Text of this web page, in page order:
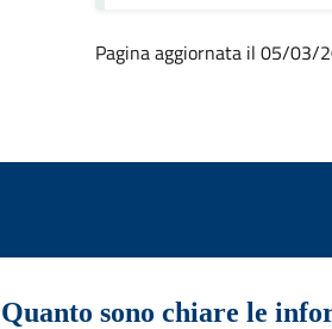
Pagina aggiornata il 05/03/
Quanto sono chiare le